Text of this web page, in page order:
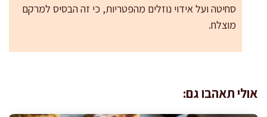
סחיטה ועל אידוי נוזלים מהפטריות, כי זה הבסיס למרקם
מוצלח.
אולי תאהבו גם: